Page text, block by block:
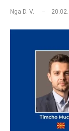
Nga D. V.